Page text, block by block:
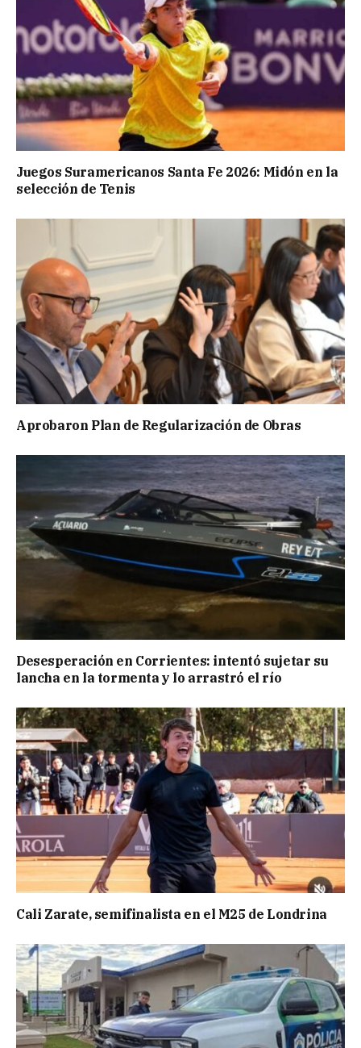
Juegos Suramericanos Santa Fe 2026: Midón en la
selección de Tenis
Aprobaron Plan de Regularización de Obras
Desesperación en Corrientes: intentó sujetar su
lancha en la tormenta y lo arrastró el río
Cali Zarate, semifinalista en el M25 de Londrina